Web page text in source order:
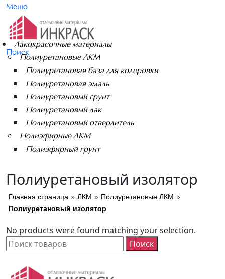
Меню
Поиск
Лакокрасочные материалы
Полиуретановые ЛКМ
Полиуретановая база для колеровки
Полиуретановая эмаль
Полиуретановый грунт
Полиуретановый лак
Полиуретановый отвердитель
Полиэфирные ЛКМ
Полиэфирный грунт
Полиуретановый изолятор
Главная страница » ЛКМ » Полиуретановые ЛКМ »
Полиуретановый изолятор
No products were found matching your selection.
Поиск